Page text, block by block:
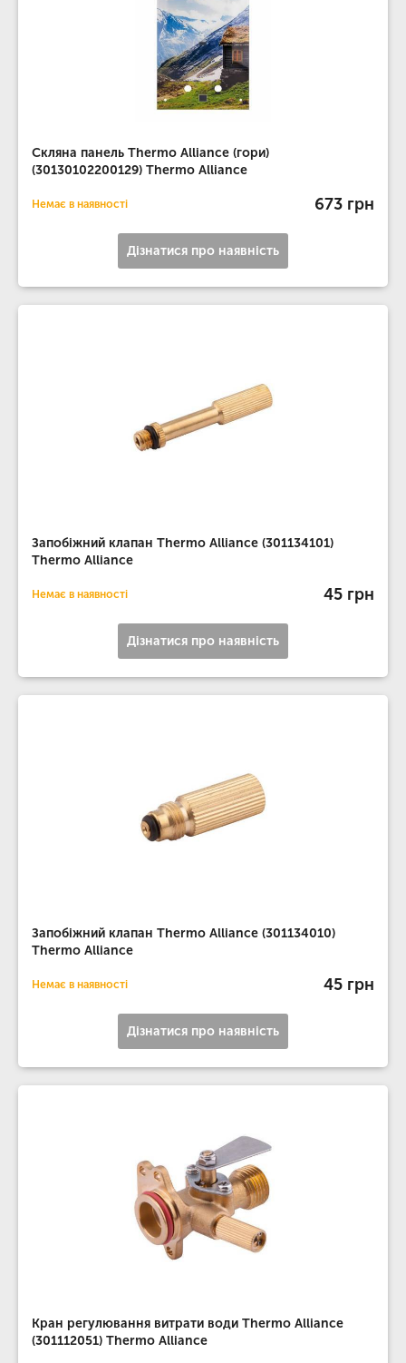
Скляна панель Thermo Alliance (гори)
(30130102200129) Thermo Alliance
Немає в наявності 673 грн
Дізнатися про наявність
Запобіжний клапан Thermo Alliance (301134101)
Thermo Alliance
Немає в наявності 45 грн
Дізнатися про наявність
Запобіжний клапан Thermo Alliance (301134010)
Thermo Alliance
Немає в наявності 45 грн
Дізнатися про наявність
Кран регулювання витрати води Thermo Alliance
(301112051) Thermo Alliance